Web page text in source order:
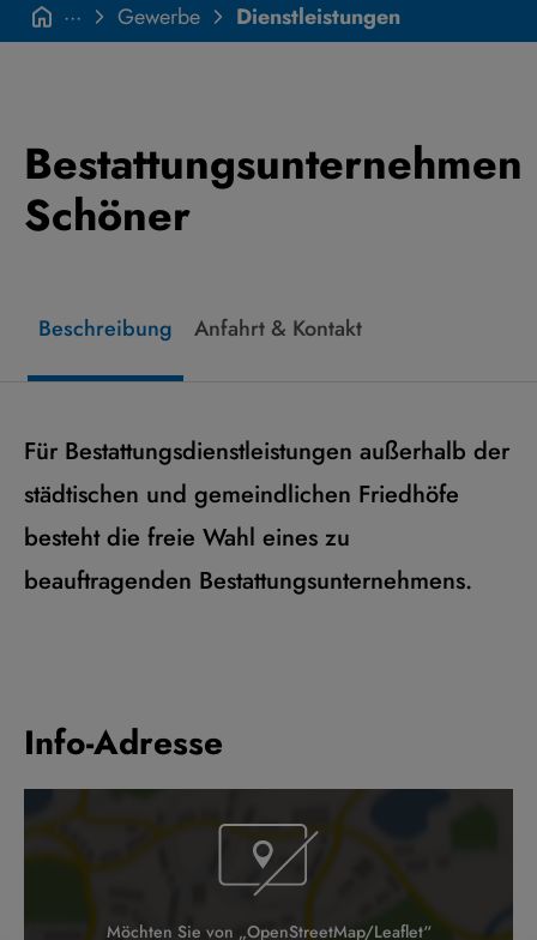
Dienstleistungen
Gewerbe
···
Bestattungsunternehmen
Schöner
Beschreibung Anfahrt & Kontakt
Für Bestattungsdienstleistungen außerhalb der
städtischen und gemeindlichen Friedhöfe
besteht die freie Wahl eines zu
beauftragenden Bestattungsunternehmens.
Info-Adresse
Möchten Sie von „OpenStreetMap/Leaflet“